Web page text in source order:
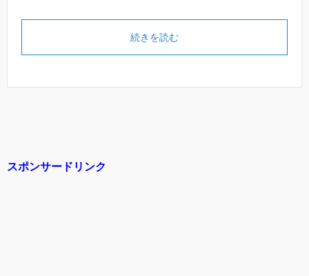
続きを読む
スポンサードリンク